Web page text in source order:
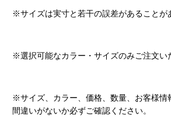
※サイズは実寸と若干の誤差があることが
※選択可能なカラー・サイズのみご注文い
※サイズ、カラー、価格、数量、お客様情
間違いがないか必ずご確認ください。